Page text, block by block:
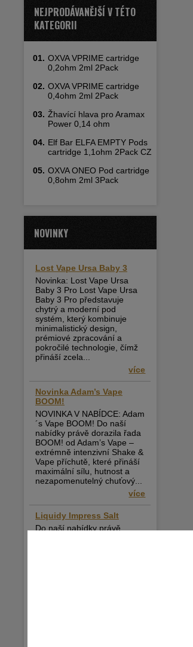
NEJPRODÁVANĚJŠÍ V TÉTO
KATEGORII
01. OXVA VPRIME cartridge
0,2ohm 2ml 2Pack
02. OXVA VPRIME cartridge
0,4ohm 2ml 2Pack
03. Žhavící hlava pro Aramax
Power 0,14 ohm
04. Elf Bar ELFA EMPTY Pods
cartridge 1,1ohm 2Pack CZ
05. OXVA ONEO Pod cartridge
0,8ohm 2ml 3Pack
NOVINKY
Lost Vape Ursa Baby 3
Novinka: Lost Vape Ursa
Baby 3 Pro Lost Vape Ursa
Baby 3 Pro představuje
chytrý a moderní pod
systém, který kombinuje
minimalistický design,
prémiové zpracování a
pokročilé technologie, čímž
přináší zcela...
více
Novinka Adam’s Vape
BOOM!
NOVINKA V NABÍDCE: Adam
´s Vape BOOM! Do naší
nabídky právě dorazila řada
BOOM! od Adam’s Vape –
extrémně intenzivní Shake &
Vape příchutě, které přináší
maximální sílu, hutnost a
nezapomenutelný chuťový...
více
Liquidy Impress Salt
Do naší nabídky právě